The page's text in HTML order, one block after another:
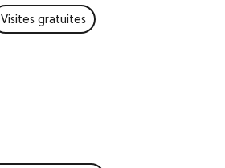
Visites gratuites